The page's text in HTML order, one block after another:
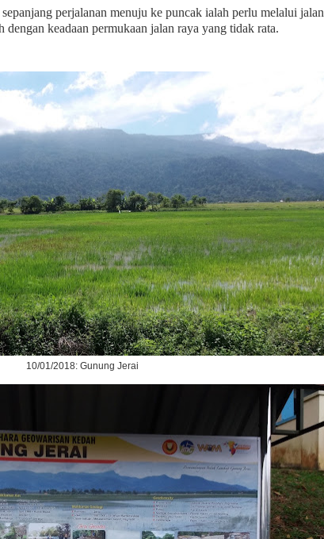
perjalanan menuju ke puncak ialah perlu melalui jalan
keadaan permukaan jalan raya yang tidak rata.
10/01/2018: Gunung Jerai